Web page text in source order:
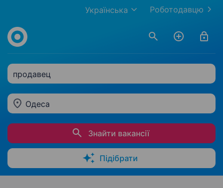
Роботодавцю
Українська
продавец
Одеса
Знайти вакансії
Підібрати